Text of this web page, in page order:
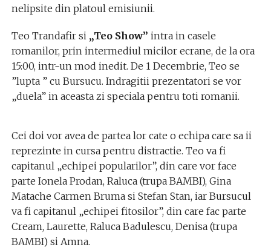
nelipsite din platoul emisiunii.
Teo Trandafir si „Teo Show” intra in casele
romanilor, prin intermediul micilor ecrane, de la ora
15:00, intr-un mod inedit. De 1 Decembrie, Teo se
”lupta ” cu Bursucu. Indragitii prezentatori se vor
„duela” in aceasta zi speciala pentru toti romanii.
Cei doi vor avea de partea lor cate o echipa care sa ii
reprezinte in cursa pentru distractie. Teo va fi
capitanul „echipei popularilor”, din care vor face
parte Ionela Prodan, Raluca (trupa BAMBI), Gina
Matache Carmen Bruma si Stefan Stan, iar Bursucul
va fi capitanul „echipei fitosilor”, din care fac parte
Cream, Laurette, Raluca Badulescu, Denisa (trupa
BAMBI) si Amna.